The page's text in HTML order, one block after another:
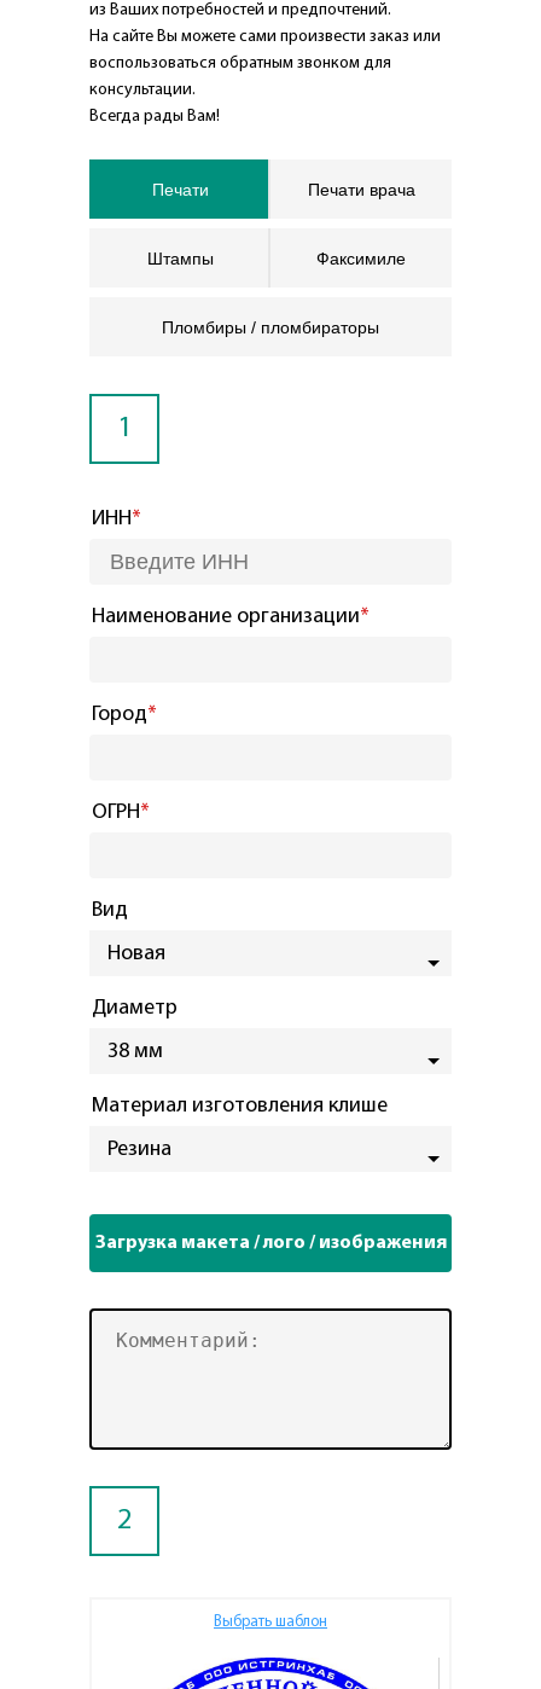
из Ваших потребностей и предпочтений.
На сайте Вы можете сами произвести заказ или
воспользоваться обратным звонком для
консультации.
Всегда рады Вам!
Печати Печати врача
Штампы Факсимиле
Пломбиры / пломбираторы
1
ИНН*
Наименование организации*
Город*
ОГРН*
Вид
Новая
Диаметр
38 мм
Материал изготовления клише
Резина
2
Выбрать шаблон